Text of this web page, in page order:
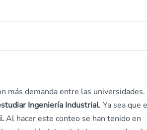
más demanda entre las universidades.
Ingeniería Industrial. Ya sea que
Al hacer este conteo se han tenido en